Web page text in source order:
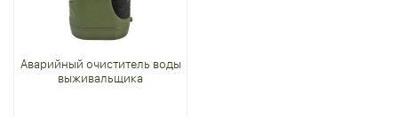
Аварийный очиститель воды
выживальщика